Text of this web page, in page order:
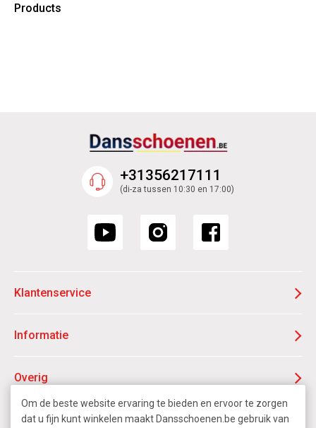
Products
+31356217111
(di-za tussen 10:30 en 17:00)
Klantenservice
Informatie
Overig
F.A.Q.
Om de beste website ervaring te bieden en ervoor te zorgen
dat u fijn kunt winkelen maakt Dansschoenen.be gebruik van